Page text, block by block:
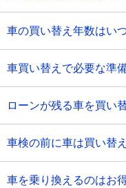
車の買い替え年数はい
車買い替えで必要な準
ローンが残る車を買い
車検の前に車は買い替
車を乗り換えるのはお